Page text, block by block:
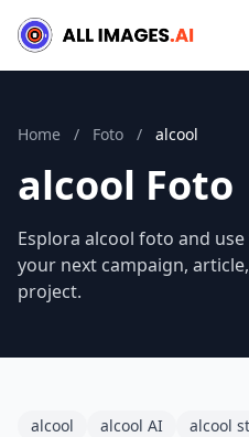
Home / Foto / alcool
alcool Foto
Esplora alcool foto and
your next campaign,
project.
alcool alcool AI alcool